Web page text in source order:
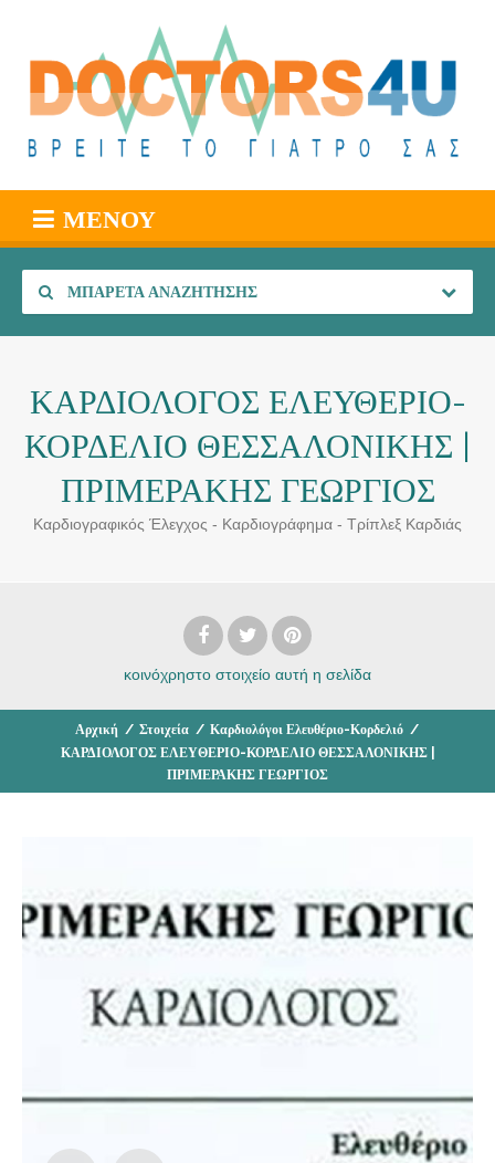
ΜΕΝΟΎ
ΜΠΑΡΈΤΑ ΑΝΑΖΉΤΗΣΗΣ
ΚΑΡΔΙΟΛΟΓΟΣ ΕΛΕΥΘΕΡΙΟ-
ΚΟΡΔΕΛΙΟ ΘΕΣΣΑΛΟΝΙΚΗΣ |
ΠΡΙΜΕΡΑΚΗΣ ΓΕΩΡΓΙΟΣ
Καρδιογραφικός Έλεγχος - Καρδιογράφημα - Τρίπλεξ Καρδιάς
κοινόχρηστο στοιχείο αυτή η σελίδα
Αρχική / Στοιχεία / Καρδιολόγοι Ελευθέριο-Κορδελιό /
ΚΑΡΔΙΟΛΟΓΟΣ ΕΛΕΥΘΕΡΙΟ-ΚΟΡΔΕΛΙΟ ΘΕΣΣΑΛΟΝΙΚΗΣ |
ΠΡΙΜΕΡΑΚΗΣ ΓΕΩΡΓΙΟΣ